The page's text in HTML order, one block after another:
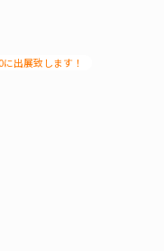
出展致します！